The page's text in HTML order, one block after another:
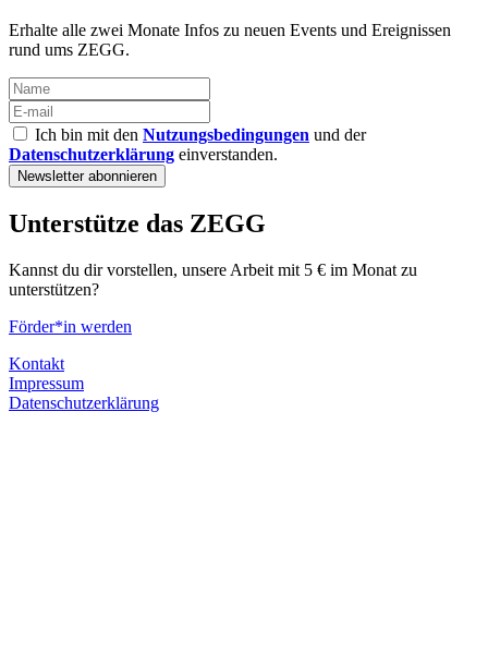
Erhalte alle zwei Monate Infos zu neuen Events und Ereignissen
rund ums ZEGG.
Ich bin mit den Nutzungsbedingungen und der
Datenschutzerklärung einverstanden.
Unterstütze das ZEGG
Kannst du dir vorstellen, unsere Arbeit mit 5 € im Monat zu
unterstützen?
Förder*in werden
Kontakt
Impressum
Datenschutzerklärung